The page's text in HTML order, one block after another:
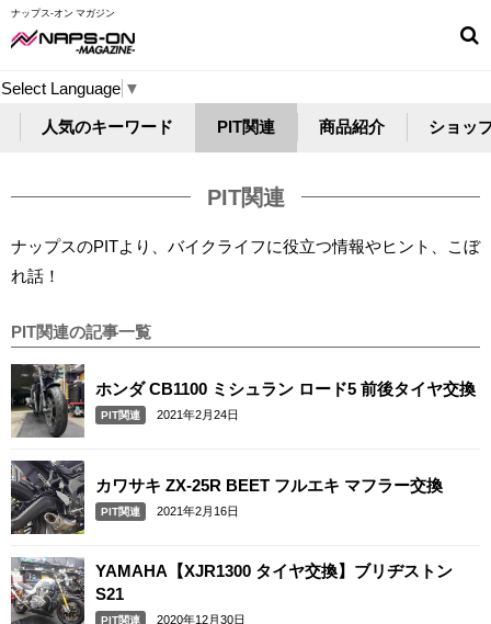
ナップス-オン マガジン
Select Language ▼
人気のキーワード PIT関連 商品紹介 ショッ
PIT関連
ナップスのPITより、バイクライフに役立つ情報やヒント、こぼ
れ話！
PIT関連の記事一覧
ホンダ CB1100 ミシュラン ロード5 前後タイヤ交換
PIT関連 2021年2月24日
カワサキ ZX-25R BEET フルエキ マフラー交換
PIT関連 2021年2月16日
YAMAHA【XJR1300 タイヤ交換】ブリヂストン
S21
PIT関連 2020年12月30日